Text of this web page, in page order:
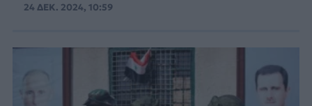
24 ΔΕΚ. 2024, 10:59